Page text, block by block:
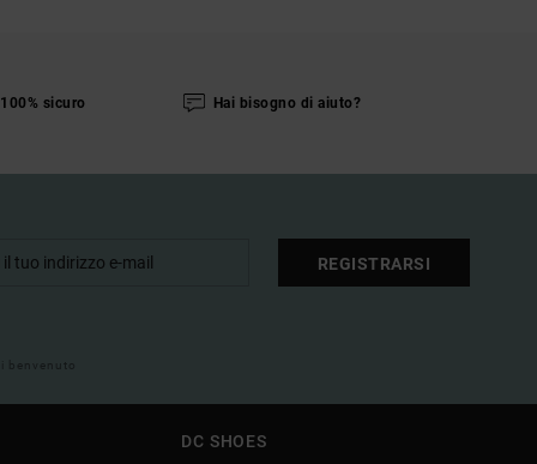
sicuro Hai bisogno di aiuto?
REGISTRARSI
benvenuto
DC SHOES